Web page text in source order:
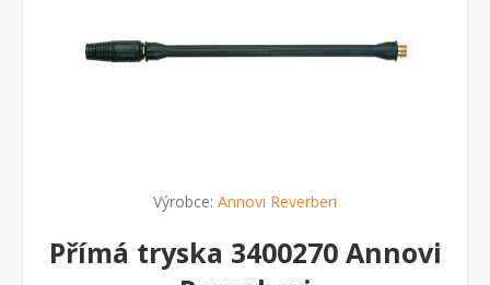
Výrobce: Annovi Reverberi
Přímá tryska 3400270 Annovi